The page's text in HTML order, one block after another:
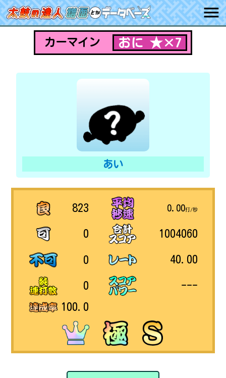
カーマイン おに ★×7
あい
823
0
0
0
100.0
0.00打/秒
1004060
40.00
---